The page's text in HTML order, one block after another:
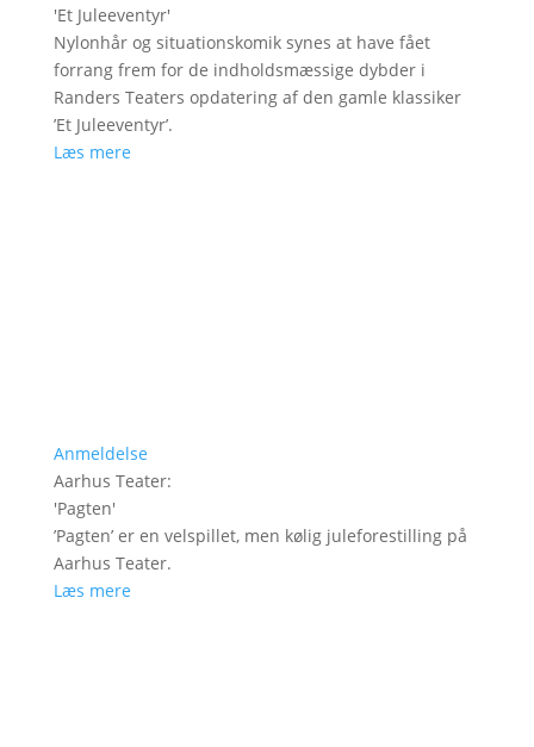
'Et Juleeventyr'
Nylonhår og situationskomik synes at have fået
forrang frem for de indholdsmæssige dybder i
Randers Teaters opdatering af den gamle klassiker
’Et Juleeventyr’.
Læs mere
Anmeldelse
Aarhus Teater:
'Pagten'
’Pagten’ er en velspillet, men kølig juleforestilling på
Aarhus Teater.
Læs mere